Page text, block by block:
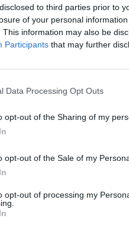
to third parties prior to
of your personal
This information may also be
Participants that may further
Data Processing Opt Outs
opt-out of the Sharing of my
opt-out of the Sale of my
opt-out of processing my
αυξάνεται.
πιο
πορείας
μηνών ή και